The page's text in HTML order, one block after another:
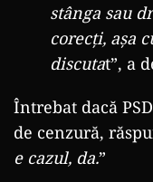
stânga sau
corecți, așa
discutat”, a
Întrebat dacă
de cenzură,
e cazul, da.”